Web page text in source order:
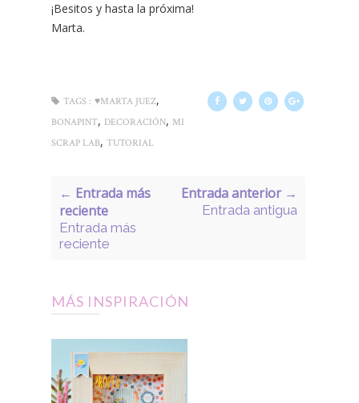
¡Besitos y hasta la próxima!
Marta.
TAGS : ♥MARTA JUEZ,
BONAPINT, DECORACIÓN, MI
SCRAP LAB, TUTORIAL
← Entrada más
reciente
Entrada más
reciente
Entrada anterior →
Entrada antigua
MÁS INSPIRACIÓN